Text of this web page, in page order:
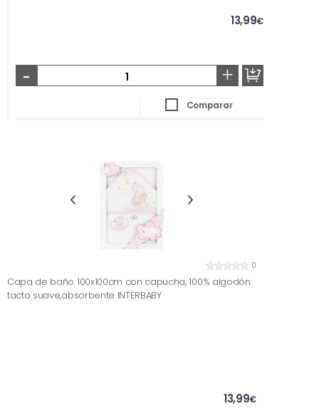
13,99€
- +
Comparar
0
Capa de baño 100x100cm con capucha, 100% algodón
tacto suave,absorbente INTERBABY
13,99€